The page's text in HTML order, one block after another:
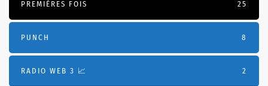
PREMIÈRES FOIS 25
PUNCH 8
RADIO WEB 3 📈 2